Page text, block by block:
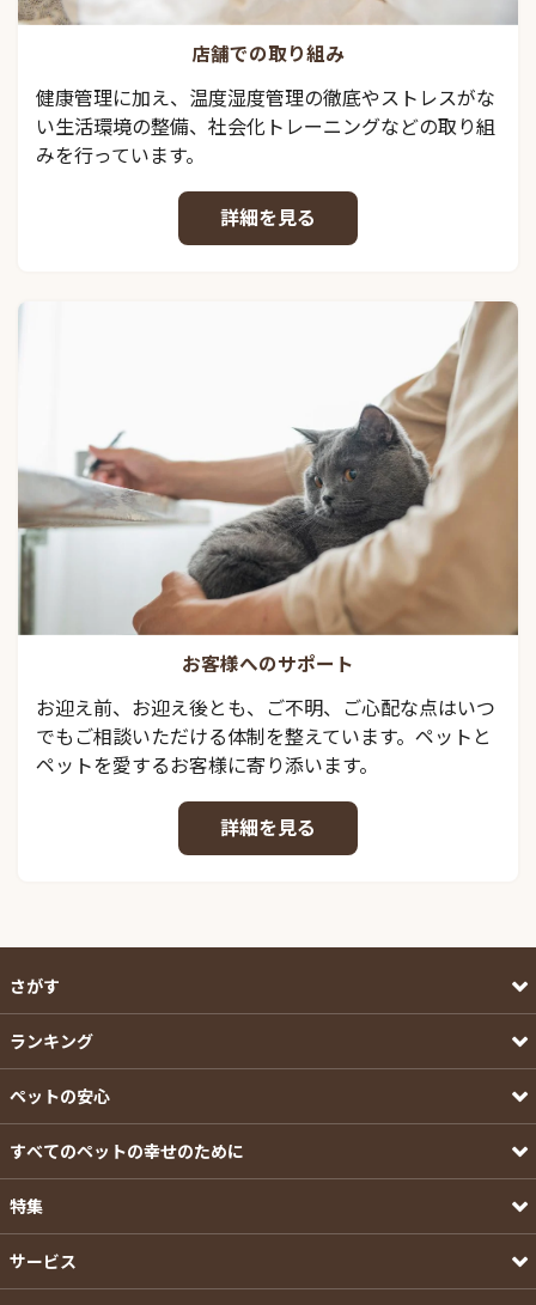
店舗での取り組み
健康管理に加え、温度湿度管理の徹底やストレスがな
い生活環境の整備、社会化トレーニングなどの取り組
みを行っています。
詳細を見る
お客様へのサポート
お迎え前、お迎え後とも、ご不明、ご心配な点はいつ
でもご相談いただける体制を整えています。ペットと
ペットを愛するお客様に寄り添います。
詳細を見る
さがす
ランキング
ペットの安心
すべてのペットの幸せのために
特集
サービス